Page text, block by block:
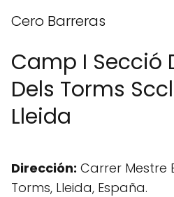
Cero Barreras
Camp I Secció
Dels Torms
Lleida
Dirección: Carrer Mestre
Torms, Lleida, España.